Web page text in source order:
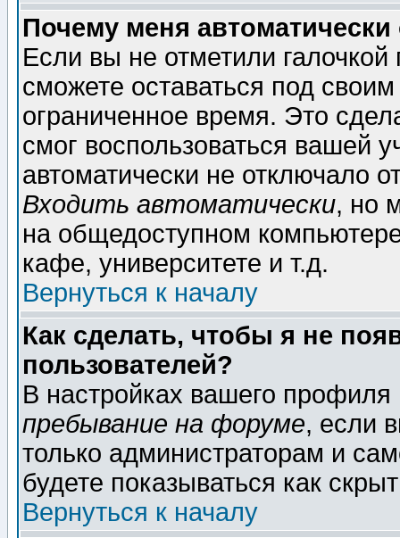
Почему меня автоматически
Если вы не отметили галочкой
сможете оставаться под
ограниченное время. Это
смог воспользоваться вашей
автоматически не отключало
Входить автоматически, но
на общедоступном
кафе, университете и т.д.
Вернуться к началу
Как сделать, чтобы я не
пользователей?
В настройках вашего
пребывание на форуме, если
только администраторам и
будете показываться как
Вернуться к началу